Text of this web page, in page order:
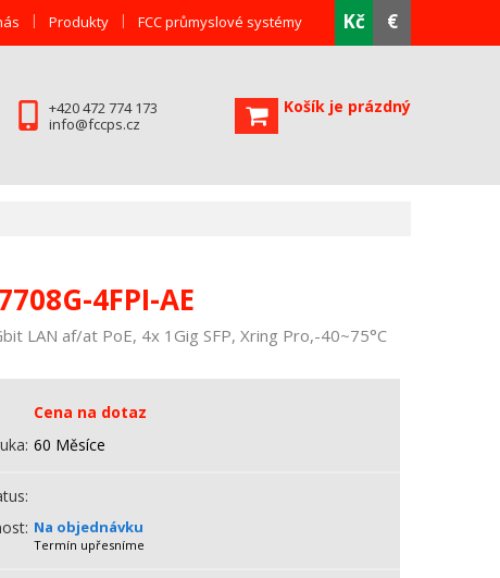
Kč €
Produkty FCC průmyslové systémy
Košík je prázdný
+420 472 774 173
info@fccps.cz
4FPI-AE
LAN af/at PoE, 4x 1Gig SFP, Xring Pro,-40~75°C
Cena na dotaz
60 Měsíce
Na objednávku
Termín upřesníme